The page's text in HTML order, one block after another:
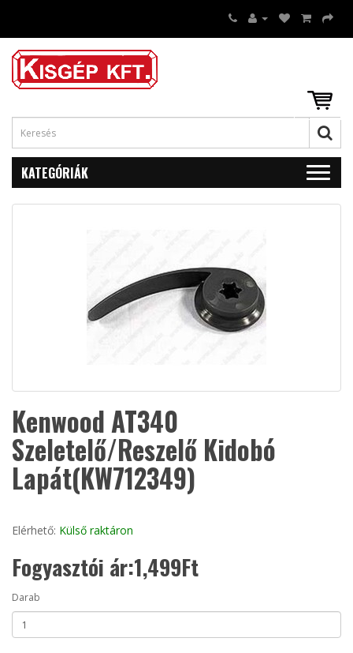
KATEGÓRIÁK
Kenwood AT340
Szeletelő/Reszelő Kidobó
Lapát(KW712349)
Elérhető: Külső raktáron
Fogyasztói ár:1,499Ft
Darab